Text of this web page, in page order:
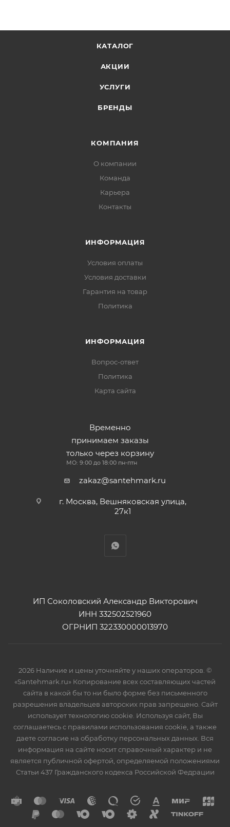
КАТАЛОГ
АКЦИИ
УСЛУГИ
БРЕНДЫ
КОМПАНИЯ
О компании
Команда
Карьера
Контакты
ИНФОРМАЦИЯ
Условия оплаты
Условия доставки
Гарантия на товар
Политика
ИНФОРМАЦИЯ
Вопрос-ответ
Политика
Карта сайта
Временно
принимаем заказы
только через корзину
МО: 9:00 до 18:00 пн-птн
zakaz@santehmark.ru
г. Москва, Вешняковская улица,
27к1
ИП Соколовский Александр Викторович
ИНН 332502521960
ОГРНИП 322330000013970
2026 Наличие и цены уточняйте у наших операторов. ©
«Santehmark.ru» Копирование всех составляющих частей
сайта в какой бы то ни было форме без письменного
разрешения владельцев авторских прав запрещено. Сайт
использует технологию cookie. Используя сайт, Вы
соглашаетесь с правилами использования cookie, а также
даете согласие на обработку персональных данных. Вся
информация на сайте носит справочный характер и не
является публичной офертой, определяемой положениями
Статьи 437 Гражданского кодекса Российской Федрации